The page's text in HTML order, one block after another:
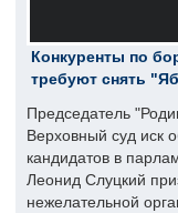
Конкуренты по
требуют снять
Председатель
Верховный суд иск
кандидатов в
Леонид Слуцкий
нежелательной